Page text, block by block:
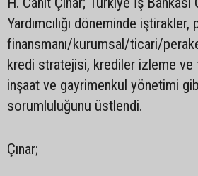
Yardımcılığı döneminde iştirakler,
finansmanı/kurumsal/ticari/
kredi stratejisi, krediler izleme ve
inşaat ve gayrimenkul yönetimi
sorumluluğunu üstlendi.
Çınar;